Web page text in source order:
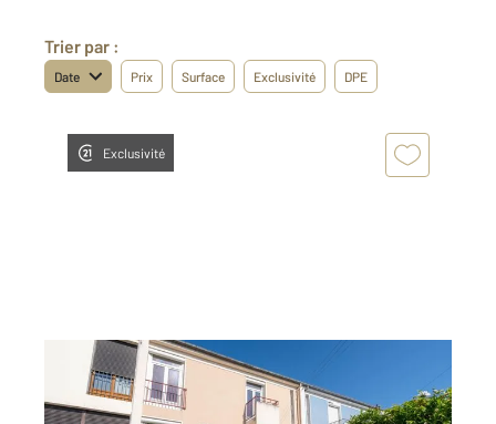
Trier par :
Date Prix Surface Exclusivité DPE
Exclusivité
ALBI 81
187,42 m2 , 7 pièces
Ref : 13455